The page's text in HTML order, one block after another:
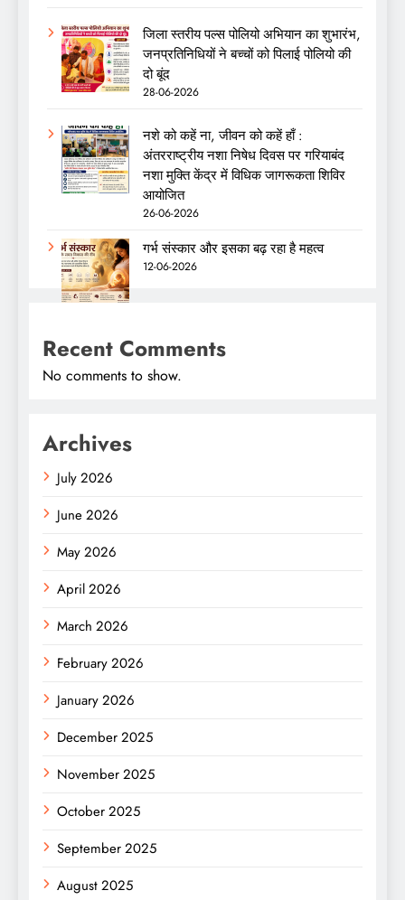
जिला स्तरीय पल्स पोलियो अभियान का शुभारंभ,
जनप्रतिनिधियों ने बच्चों को पिलाई पोलियो की
दो बूंद
28-06-2026
नशे को कहें ना, जीवन को कहें हाँ :
अंतरराष्ट्रीय नशा निषेध दिवस पर गरियाबंद
नशा मुक्ति केंद्र में विधिक जागरूकता शिविर
आयोजित
26-06-2026
गर्भ संस्कार और इसका बढ़ रहा है महत्व
12-06-2026
Recent Comments
No comments to show.
Archives
July 2026
June 2026
May 2026
April 2026
March 2026
February 2026
January 2026
December 2025
November 2025
October 2025
September 2025
August 2025